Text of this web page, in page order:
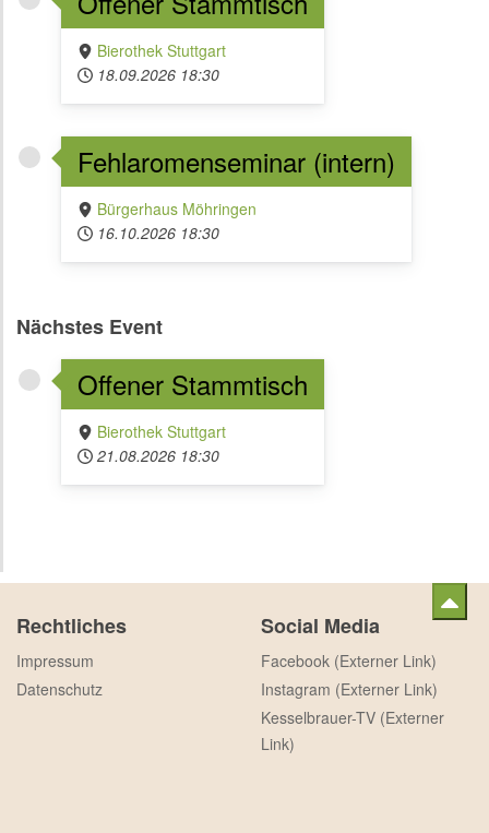
Bierothek Stuttgart
18.09.2026 18:30
Fehlaromenseminar (intern)
Bürgerhaus Möhringen
16.10.2026 18:30
Nächstes Event
Offener Stammtisch
Bierothek Stuttgart
21.08.2026 18:30
Rechtliches
Impressum
Datenschutz
Social Media
Facebook (Externer Link)
Instagram (Externer Link)
Kesselbrauer-TV (Externer
Link)